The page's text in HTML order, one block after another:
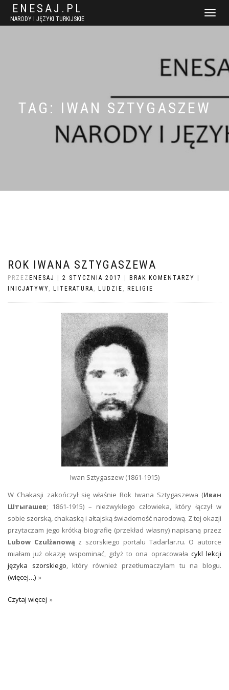
ENESAJ.PL
NARODY I JĘZYKI TURKIJSKIE
WŁĄCZ
TAG: IWAN SZTYGASZEW
ROK IWANA SZTYGASZEWA
PRZEZ ENESAJ 2 STYCZNIA 2017 BRAK KOMENTARZY
INICJATYWY, LITERATURA , LUDZIE , RELIGIE
Iwan Sztygaszew (1861-1915)
W Chakasji zakończył się właśnie Rok Iwana Sztygaszewa (Иван
Штыгашев; 1861-1915) – niezwykłego człowieka, który łączył w
sobie szorską, chakaską i ałtajską świadomość narodową. Z tej okazji
przytaczam jego krótką biografię (przekład własny) napisaną przez
Lubow Czulżanową z szorskiego portalu Tadarlar.ru. O autorce
miałam już okazję wspominać, gdyż to ona opracowała cykl lekcji
języka szorskiego, który również przetłumaczyłam tu na blogu.
(więcej…)
Czytaj więcej